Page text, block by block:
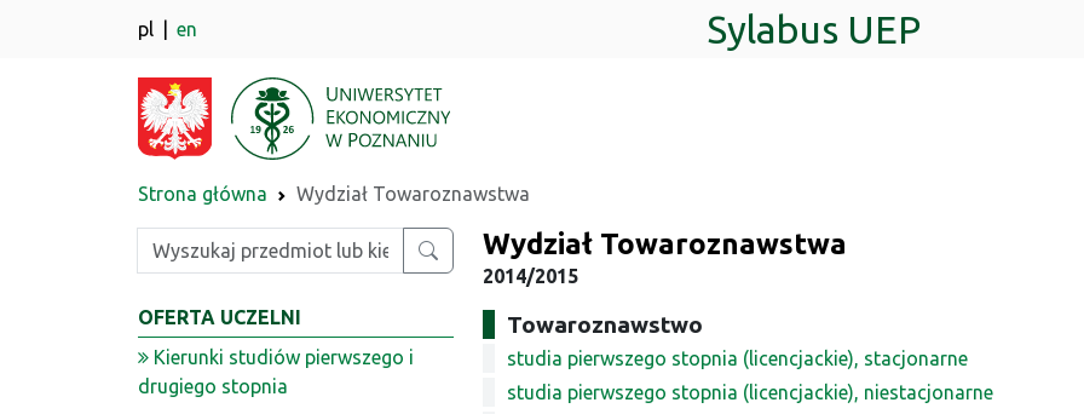
pl en Sylabus UEP
Strona główna Wydział Towaroznawstwa
Wpisz szukaną frazę
OFERTA UCZELNI
Kierunki studiów pierwszego i
drugiego stopnia
Wydział Towaroznawstwa
2014/2015
Towaroznawstwo
studia pierwszego stopnia (licencjackie), stacjonarne
studia pierwszego stopnia (licencjackie), niestacjonarne